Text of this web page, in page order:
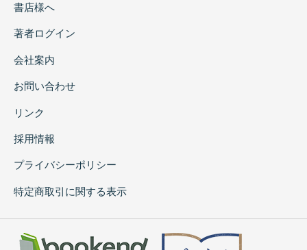
書店様へ
著者ログイン
会社案内
お問い合わせ
リンク
採用情報
プライバシーポリシー
特定商取引に関する表示